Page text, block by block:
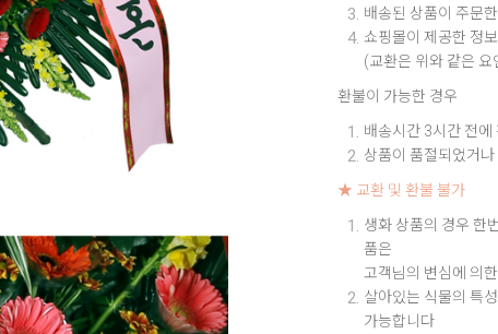
배송된 상품이 주문
쇼핑몰이 제공한 정
(교환은 위와 같은
환불이 가능한 경우
배송시간 3시간 전에
상품이 품절되었거
★ 교환 및 환불 불가
생화 상품의 경우 한
품은
고객님의 변심에 의
살아있는 식물의 특
가능합니다